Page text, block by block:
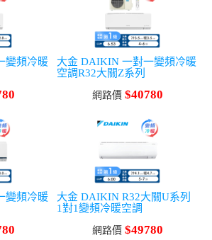
變頻冷暖
大金 DAIKIN 一對一變頻冷暖
空調R32大關Z系列
網路價 $40780
變頻冷暖
大金 DAIKIN R32大關U系列
1對1變頻冷暖空調
網路價 $49780